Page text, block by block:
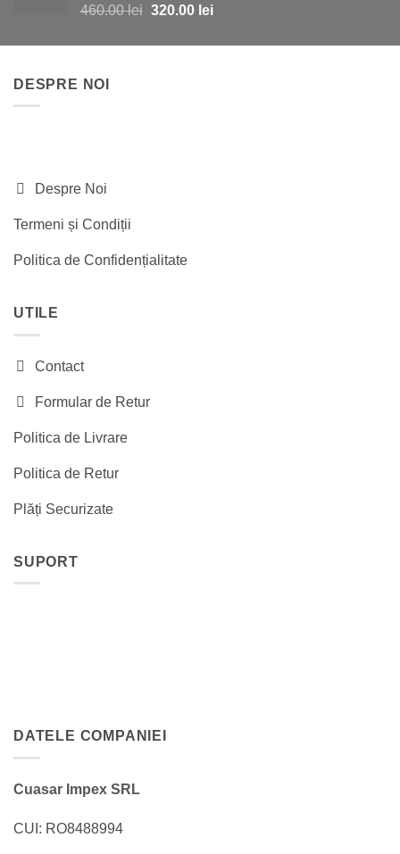
460.00lei Prețul
a
320.00 leiPrețul
este:
DESPRE NOI
Despre Noi
Termeni și Condiții
Politica de Confidențialitate
UTILE
Contact
Formular de Retur
Politica de Livrare
Politica de Retur
Plăți Securizate
SUPORT
DATELE COMPANIEI
Cuasar Impex SRL
CUI: RO8488994